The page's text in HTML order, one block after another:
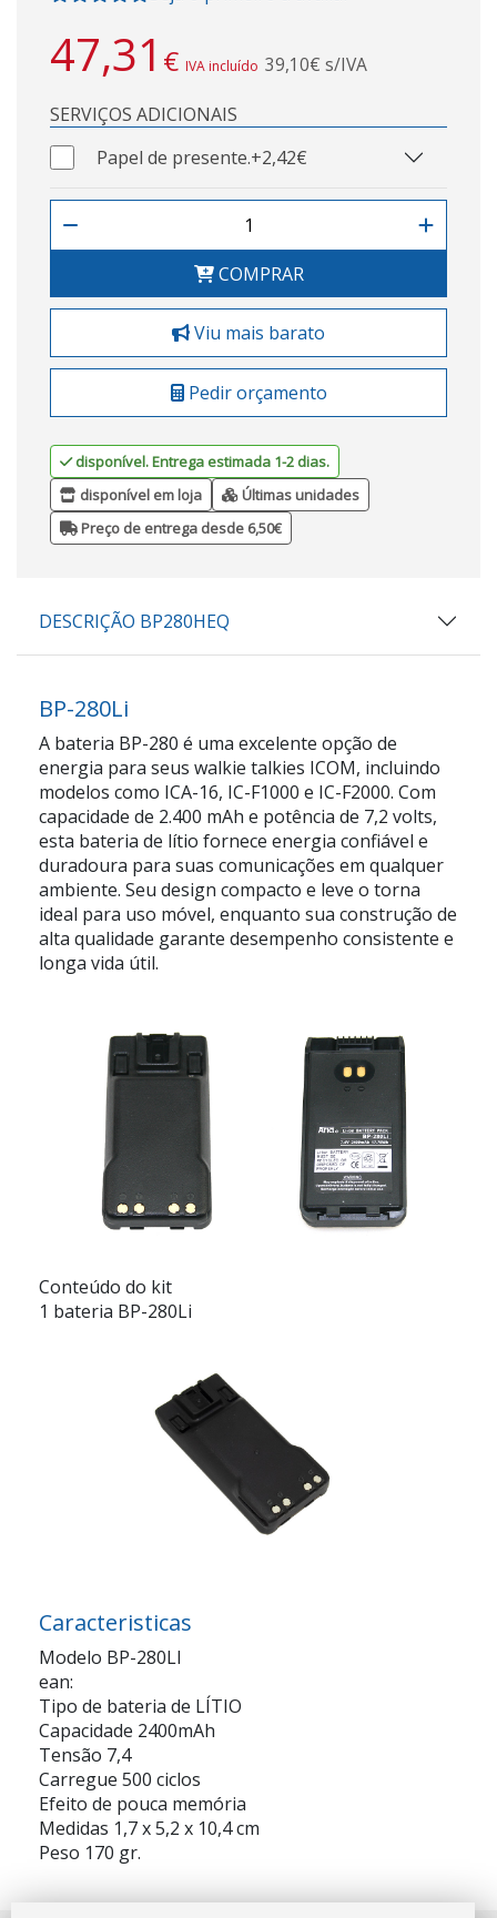
47,31 € IVA incluído 39,10€ s/IVA
SERVIÇOS ADICIONAIS
Papel de presente.+2,42€
COMPRAR
Viu mais barato
Pedir orçamento
disponível. Entrega estimada 1-2 dias.
disponível em loja
Últimas unidades
Preço de entrega desde 6,50€
DESCRIÇÃO BP280HEQ
BP-280Li
A bateria BP-280 é uma excelente opção de
energia para seus walkie talkies ICOM, incluindo
modelos como ICA-16, IC-F1000 e IC-F2000. Com
capacidade de 2.400 mAh e potência de 7,2 volts,
esta bateria de lítio fornece energia confiável e
duradoura para suas comunicações em qualquer
ambiente. Seu design compacto e leve o torna
ideal para uso móvel, enquanto sua construção de
alta qualidade garante desempenho consistente e
longa vida útil.
Conteúdo do kit
1 bateria BP-280Li
Caracteristicas
Modelo BP-280LI
ean:
Tipo de bateria de LÍTIO
Capacidade 2400mAh
Tensão 7,4
Carregue 500 ciclos
Efeito de pouca memória
Medidas 1,7 x 5,2 x 10,4 cm
Peso 170 gr.